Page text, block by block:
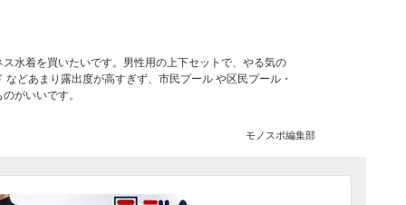
水着を買いたいです。男性用の上下セットで、やる気の
どあまり露出度が高すぎず、市民プール や区民プール・
がいいです。
モノスポ編集部